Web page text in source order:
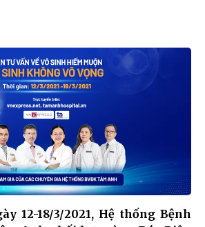
12-18/3/2021, Hệ thống Bệnh